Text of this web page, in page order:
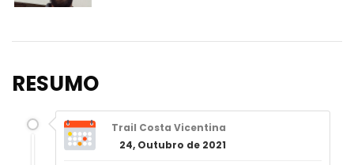
RESUMO
Trail Costa Vicentina
24, Outubro de 2021